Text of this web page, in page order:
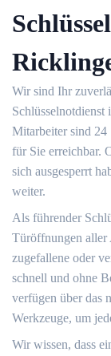
Wir sind Ihr
Schlüsselnotdienst
Mitarbeiter sind 24
für Sie erreichbar.
sich ausgesperrt
weiter.
Als führender
Türöffnungen aller
zugefallene oder
schnell und ohne
verfügen über das
Werkzeuge, um
Wir wissen, dass